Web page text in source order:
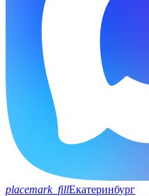
placemark_fillЕкатеринбург